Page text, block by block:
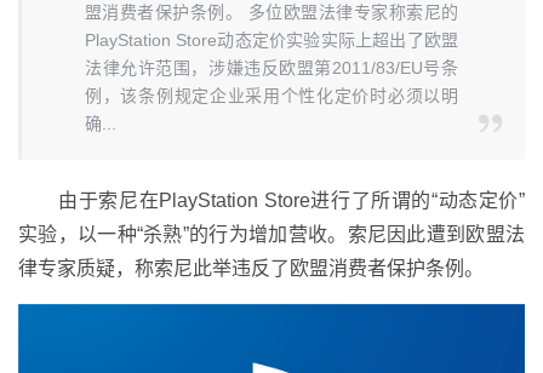
盟消费者保护条例。 多位欧盟法律专家称索尼的
PlayStation Store动态定价实验实际上超出了欧盟
法律允许范围，涉嫌违反欧盟第2011/83/EU号条
例，该条例规定企业采用个性化定价时必须以明
确...
由于索尼在PlayStation Store进行了所谓的“动态定价”
实验，以一种“杀熟”的行为增加营收。索尼因此遭到欧盟法
律专家质疑，称索尼此举违反了欧盟消费者保护条例。